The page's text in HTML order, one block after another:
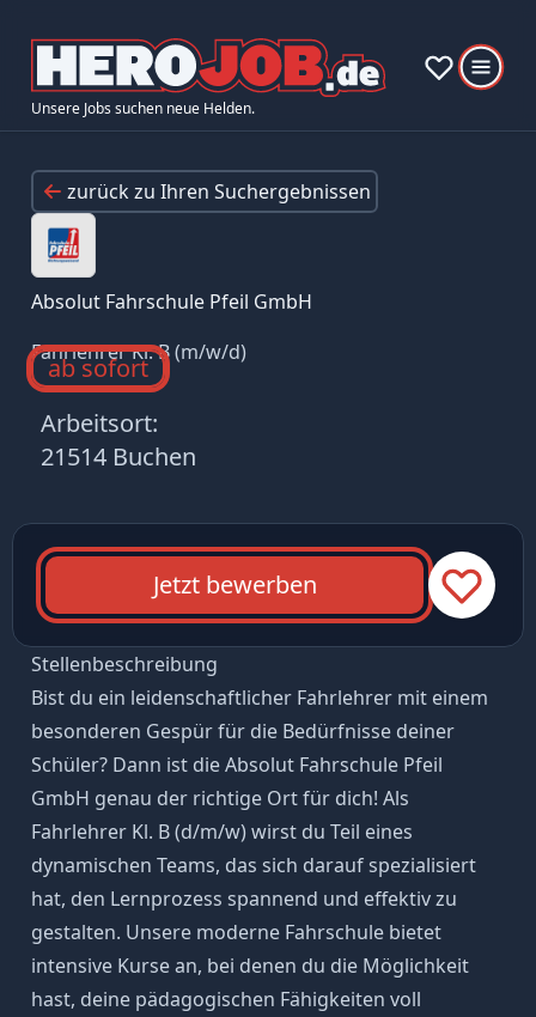
Unsere Jobs suchen neue Helden.
zurück zu Ihren Suchergebnissen
Absolut Fahrschule Pfeil GmbH
Fahrlehrer Kl. B (m/w/d)
ab sofort
Arbeitsort:
21514 Buchen
Jetzt bewerben
Stellenbeschreibung
Bist du ein leidenschaftlicher Fahrlehrer mit einem
besonderen Gespür für die Bedürfnisse deiner
Schüler? Dann ist die Absolut Fahrschule Pfeil
GmbH genau der richtige Ort für dich! Als
Fahrlehrer Kl. B (d/m/w) wirst du Teil eines
dynamischen Teams, das sich darauf spezialisiert
hat, den Lernprozess spannend und effektiv zu
gestalten. Unsere moderne Fahrschule bietet
intensive Kurse an, bei denen du die Möglichkeit
hast, deine pädagogischen Fähigkeiten voll